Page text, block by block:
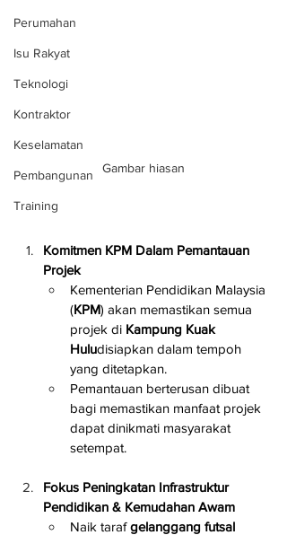
Perumahan
Isu Rakyat
Teknologi
Kontraktor
Keselamatan
Pembangunan
Training
Gambar hiasan
Komitmen KPM Dalam Pemantauan
Projek
Kementerian Pendidikan Malaysia
(KPM) akan memastikan semua
projek di Kampung Kuak
Huludisiapkan dalam tempoh
yang ditetapkan.
Pemantauan berterusan dibuat
bagi memastikan manfaat projek
dapat dinikmati masyarakat
setempat.
Fokus Peningkatan Infrastruktur
Pendidikan & Kemudahan Awam
Naik taraf gelanggang futsal